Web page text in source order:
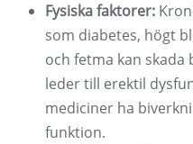
Fysiska faktorer:
som diabetes, högt
och fetma kan
leder till erektil
mediciner ha
funktion.